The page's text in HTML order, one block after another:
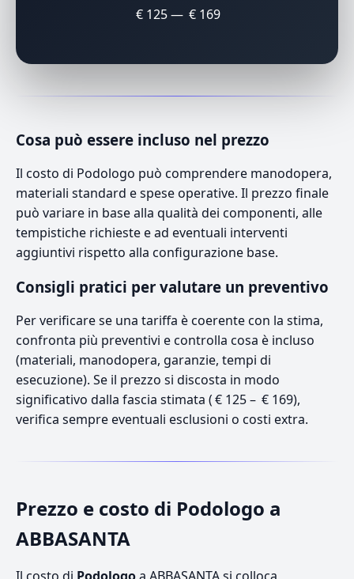
€ 125 — € 169
Cosa può essere incluso nel prezzo
Il costo di Podologo può comprendere manodopera,
materiali standard e spese operative. Il prezzo finale
può variare in base alla qualità dei componenti, alle
tempistiche richieste e ad eventuali interventi
aggiuntivi rispetto alla configurazione base.
Consigli pratici per valutare un preventivo
Per verificare se una tariffa è coerente con la stima,
confronta più preventivi e controlla cosa è incluso
(materiali, manodopera, garanzie, tempi di
esecuzione). Se il prezzo si discosta in modo
significativo dalla fascia stimata ( € 125 – € 169),
verifica sempre eventuali esclusioni o costi extra.
Prezzo e costo di Podologo a
ABBASANTA
Il costo di Podologoa ABBASANTA si colloca